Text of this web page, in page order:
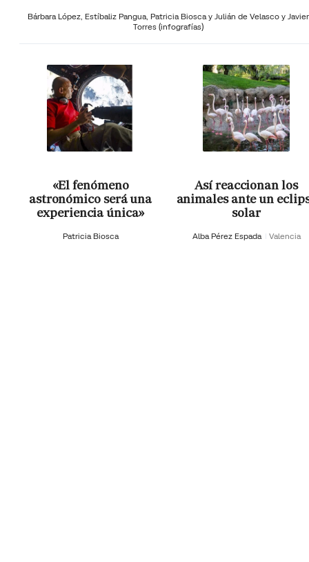
Bárbara López, Estíbaliz Pangua, Patricia Biosca y Julián de Velasco y Javier
Torres (infografías)
«El fenómeno
astronómico será una
experiencia única»
Patricia Biosca
Así reaccionan los
animales ante un
solar
Alba Pérez Espada Valencia